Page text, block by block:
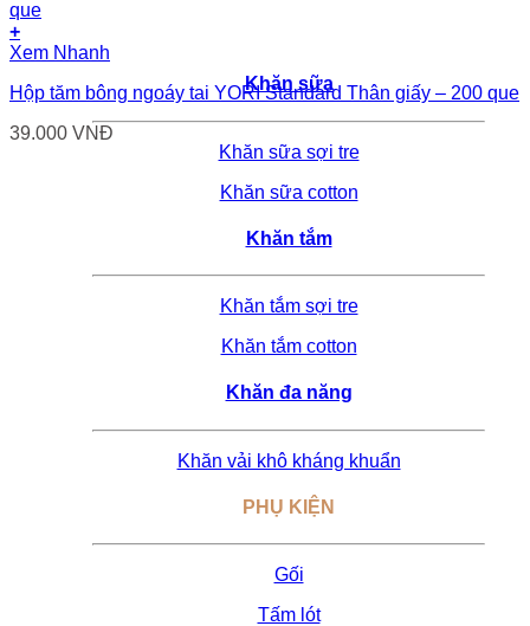
Khăn sữa
Khăn sữa sợi tre
Khăn sữa cotton
Khăn tắm
Khăn tắm sợi tre
Khăn tắm cotton
Khăn đa năng
Khăn vải khô kháng khuẩn
PHỤ KIỆN
Gối
Tấm lót
+
Xem Nhanh
Hộp tăm bông ngoáy tai YORI Standard Thân giấy – 200 que
39.000 VNĐ